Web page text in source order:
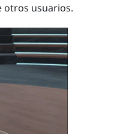
otros usuarios.